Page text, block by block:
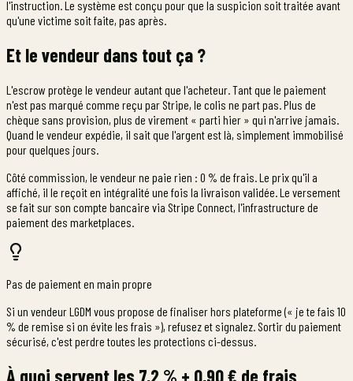
l'instruction. Le système est conçu pour que la suspicion soit traitée avant
qu'une victime soit faite, pas après.
Et le vendeur dans tout ça ?
L'escrow protège le vendeur autant que l'acheteur. Tant que le paiement
n'est pas marqué comme reçu par Stripe, le colis ne part pas. Plus de
chèque sans provision, plus de virement « parti hier » qui n'arrive jamais.
Quand le vendeur expédie, il sait que l'argent est là, simplement immobilisé
pour quelques jours.
Côté commission, le vendeur ne paie rien : 0 % de frais. Le prix qu'il a
affiché, il le reçoit en intégralité une fois la livraison validée. Le versement
se fait sur son compte bancaire via Stripe Connect, l'infrastructure de
paiement des marketplaces.
Pas de paiement en main propre
Si un vendeur LGDM vous propose de finaliser hors plateforme (« je te fais 10
% de remise si on évite les frais »), refusez et signalez. Sortir du paiement
sécurisé, c'est perdre toutes les protections ci-dessus.
À quoi servent les 7,2 % + 0,90 € de frais